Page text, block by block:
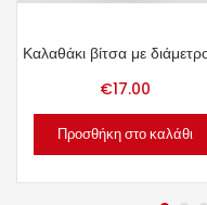
€17.00
Προσθήκη στο καλάθι